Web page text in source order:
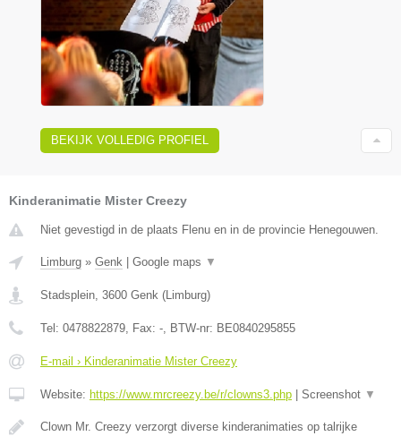
BEKIJK VOLLEDIG PROFIEL
Kinderanimatie Mister Creezy
Niet gevestigd in de plaats Flenu en in de provincie Henegouwen.
Limburg » Genk Google maps ▼
Stadsplein, 3600 Genk (Limburg)
Tel: 0478822879, Fax: -, BTW-nr: BE0840295855
E-mail › Kinderanimatie Mister Creezy
Website: https://www.mrcreezy.be/r/clowns3.php Screenshot ▼
Clown Mr. Creezy verzorgt diverse kinderanimaties op talrijke